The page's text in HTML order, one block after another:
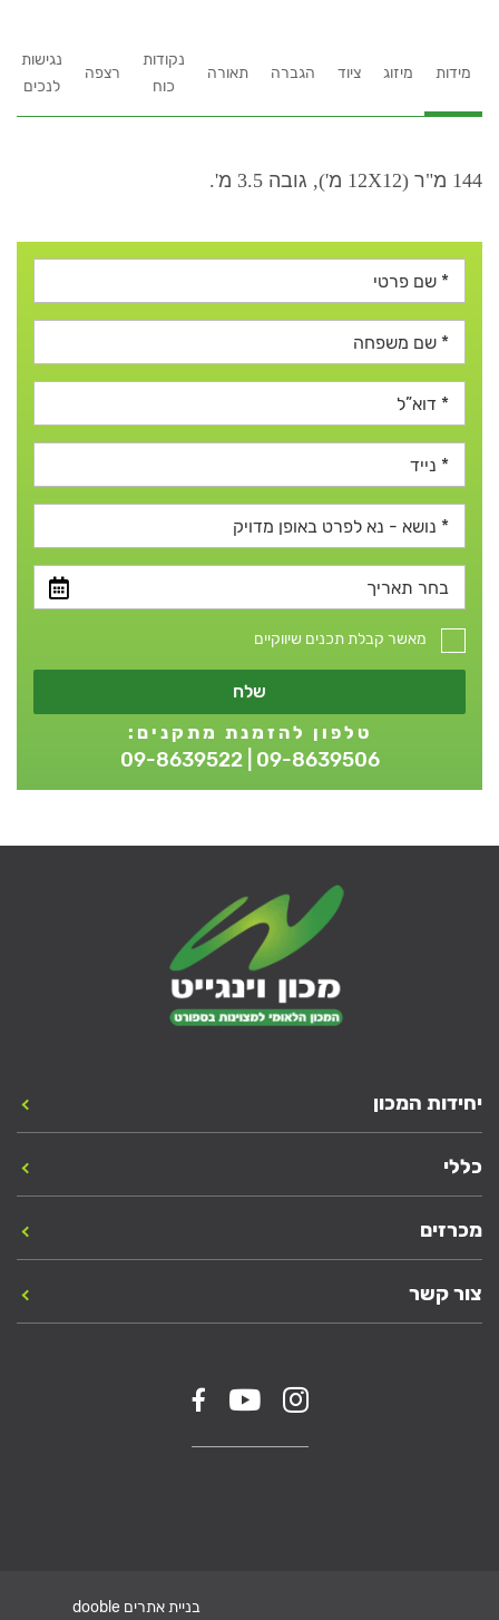
מידות מיזוג ציוד הגברה תאורה
נקודות
כוח
רצפה
נגישות
לנכים
144 מ"ר (12X12 מ'), גובה 3.5 מ'.
מאשר קבלת תכנים שיווקיים
שלח
טלפון להזמנת מתקנים:
09-8639506 | 09-8639522
יחידות המכון
כללי
מכרזים
צור קשר
בניית אתרים dooble